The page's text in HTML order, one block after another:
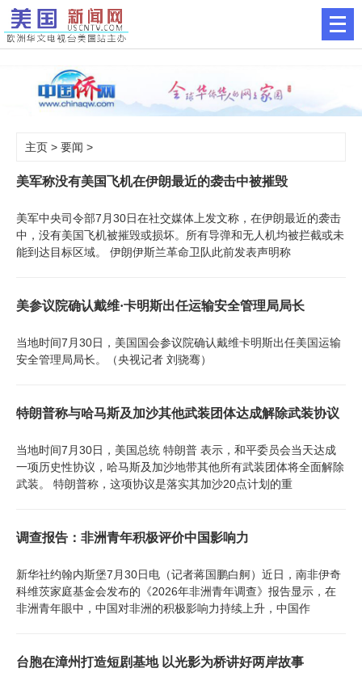
主页 > 要闻 >
美军称没有美国飞机在伊朗最近的袭击中被摧毁
美军中央司令部7月30日在社交媒体上发文称，在伊朗最近的袭击
中，没有美国飞机被摧毁或损坏。所有导弹和无人机均被拦截或未
能到达目标区域。 伊朗伊斯兰革命卫队此前发表声明称
美参议院确认戴维·卡明斯出任运输安全管理局局长
当地时间7月30日，美国国会参议院确认戴维卡明斯出任美国运输
安全管理局局长。（央视记者 刘骁骞）
特朗普称与哈马斯及加沙其他武装团体达成解除武装协议
当地时间7月30日，美国总统 特朗普 表示，和平委员会当天达成
一项历史性协议，哈马斯及加沙地带其他所有武装团体将全面解除
武装。 特朗普称，这项协议是落实其加沙20点计划的重
调查报告：非洲青年积极评价中国影响力
新华社约翰内斯堡7月30日电（记者蒋国鹏白舸）近日，南非伊奇
科维茨家庭基金会发布的《2026年非洲青年调查》报告显示，在
非洲青年眼中，中国对非洲的积极影响力持续上升，中国作
台胞在漳州打造短剧基地 以光影为桥讲好两岸故事